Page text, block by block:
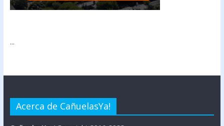
...
Acerca de CañuelasYa!